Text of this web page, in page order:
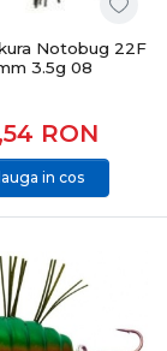
și șanse
sau condiții.
Notobug 22F
3.5g 08
RON
in cos